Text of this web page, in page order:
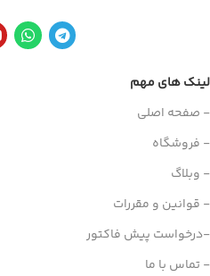
لینک های مهم
- صفحه اصلی
- فروشگاه
- وبلاگ
- قوانین و مقررات
-درخواست پیش فاکتور
- تماس با ما